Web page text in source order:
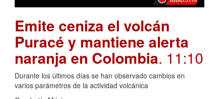
Emite ceniza el volcán
Puracé y mantiene alerta
naranja en Colombia. 11:10
Durante los últimos días se han observado cambios en
varios parámetros de la actividad volcánica